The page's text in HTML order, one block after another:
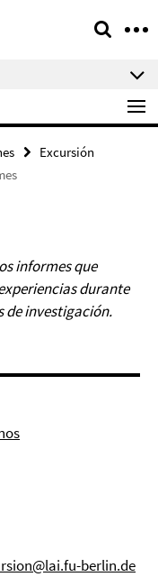
Excursión
informes que
durante
de investigación.
berlin.de